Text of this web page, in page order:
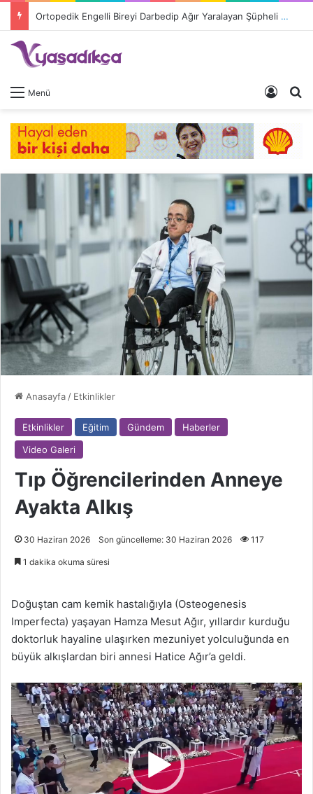
Ortopedik Engelli Bireyi Darbedip Ağır Yaralayan Şüpheli Tutuklandı
Menü Giriş
Anasayfa / Etkinlikler
Etkinlikler Eğitim Gündem
Haberler
Video Galeri
Tıp Öğrencilerinden Anneye
Ayakta Alkış
30 Haziran 2026 Son güncelleme: 30 Haziran 2026 117
1 dakika okuma süresi
Doğuştan cam kemik hastalığıyla (Osteogenesis
Imperfecta) yaşayan Hamza Mesut Ağır, yıllardır kurduğu
doktorluk hayaline ulaşırken mezuniyet yolculuğunda en
büyük alkışlardan biri annesi Hatice Ağır’a geldi.
Video
oynatıcı